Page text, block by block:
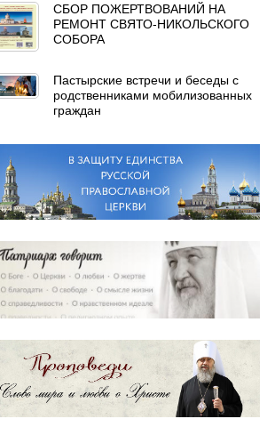
СБОР ПОЖЕРТВОВАНИЙ НА
РЕМОНТ СВЯТО-НИКОЛЬСКОГО
СОБОРА
Пастырские встречи и беседы с
родственниками мобилизованных
граждан